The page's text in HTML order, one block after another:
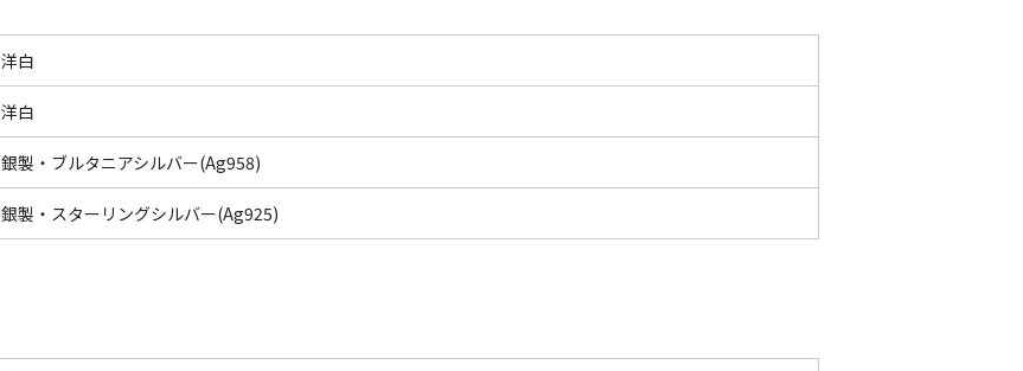
洋白
洋白
銀製・ブルタニアシルバー(Ag958)
銀製・スターリングシルバー(Ag925)